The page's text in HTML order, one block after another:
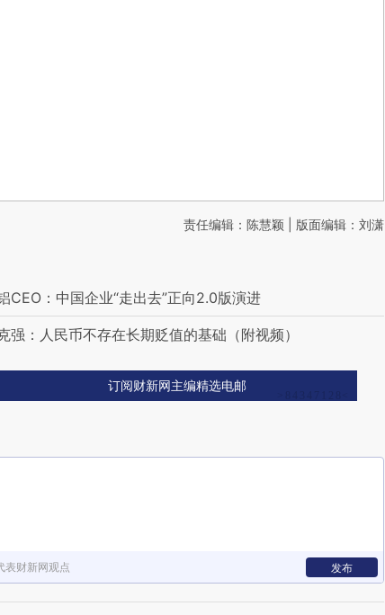
责任编辑：陈慧颖 | 版面编辑：刘潇
CEO：中国企业“走出去”正向2.0版演进
：人民币不存在长期贬值的基础（附视频）
订阅财新网主编精选电邮
表财新网观点 发布